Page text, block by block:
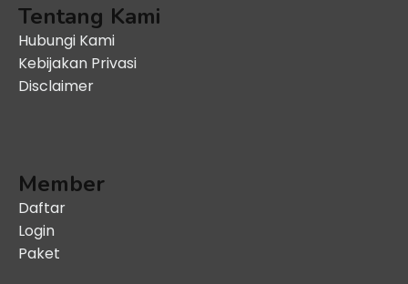
Tentang Kami
Hubungi Kami
Kebijakan Privasi
Disclaimer
Member
Daftar
Login
Paket